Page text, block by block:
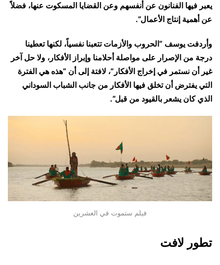
يعبر فيها الفنانون عن أنفسهم وعن القضايا المسكوت عنها، فضلاً
عن أهمية إنتاج الأعمال”.
وأردفت يوسف “الحروب والأزمات تتعبنا نفسياً، لكنها تعطينا
درجة من الإصرار على مواصلة أحلامنا وإبراز الأفكار، ولا حل آخر
غير أن نستمر في إخراج الأفكار”، لافتة إلى أن “هذه هي الفترة
التي يفترض أن تخلق فيها الأفكار من جانب الشباب السوداني
الذي كان يشعر بالقيود من قبل”.
فيلم ستموت في العشرين
تطور لافت